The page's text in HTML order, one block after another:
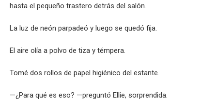
hasta el pequeño trastero detrás del salón.
La luz de neón parpadeó y luego se quedó fija.
El aire olía a polvo de tiza y témpera.
Tomé dos rollos de papel higiénico del estante.
—¿Para qué es eso? —preguntó Ellie, sorprendida.